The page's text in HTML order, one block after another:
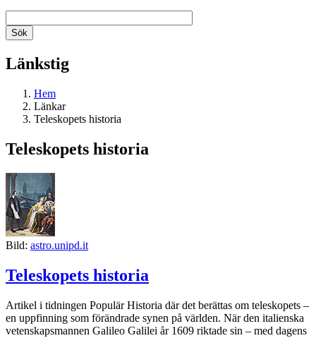
Länkstig
Hem
Länkar
Teleskopets historia
Teleskopets historia
Bild: astro.unipd.it
Teleskopets historia
Artikel i tidningen Populär Historia där det berättas om teleskopets –
en uppfinning som förändrade synen på världen. När den italienska
vetenskapsmannen Galileo Galilei år 1609 riktade sin – med dagens